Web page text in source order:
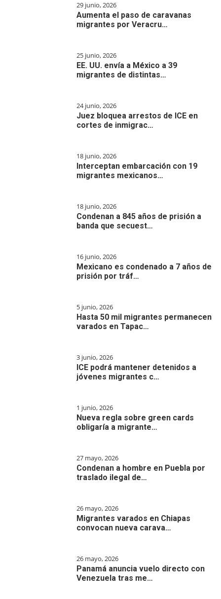
29 junio, 2026
Aumenta el paso de caravanas
migrantes por Veracru…
25 junio, 2026
EE. UU. envía a México a 39
migrantes de distintas…
24 junio, 2026
Juez bloquea arrestos de ICE en
cortes de inmigrac…
18 junio, 2026
Interceptan embarcación con 19
migrantes mexicanos…
18 junio, 2026
Condenan a 845 años de prisión a
banda que secuest…
16 junio, 2026
Mexicano es condenado a 7 años de
prisión por tráf…
5 junio, 2026
Hasta 50 mil migrantes permanecen
varados en Tapac…
3 junio, 2026
ICE podrá mantener detenidos a
jóvenes migrantes c…
1 junio, 2026
Nueva regla sobre green cards
obligaría a migrante…
27 mayo, 2026
Condenan a hombre en Puebla por
traslado ilegal de…
26 mayo, 2026
Migrantes varados en Chiapas
convocan nueva carava…
26 mayo, 2026
Panamá anuncia vuelo directo con
Venezuela tras me…